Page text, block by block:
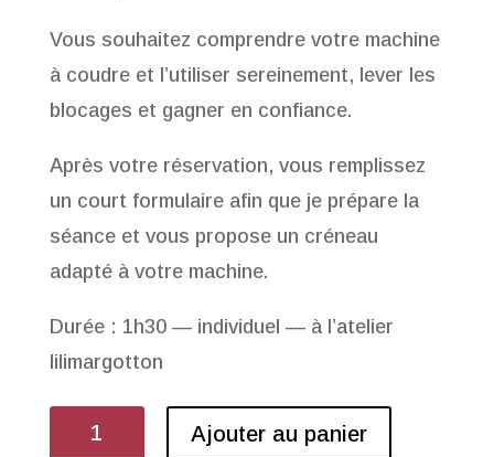
Vous souhaitez comprendre votre machine
à coudre et l’utiliser sereinement, lever les
blocages et gagner en confiance.
Après votre réservation, vous remplissez
un court formulaire afin que je prépare la
séance et vous propose un créneau
adapté à votre machine.
Durée : 1h30 — individuel — à l’atelier
lilimargotton
quantité
Ajouter au panier